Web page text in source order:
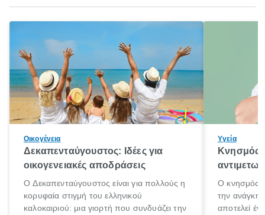
Οικογένεια
Δεκαπενταύγουστος: Ιδέες για
οικογενειακές αποδράσεις
Ο Δεκαπενταύγουστος είναι για πολλούς η
κορυφαία στιγμή του ελληνικού
καλοκαιριού: μια γιορτή που συνδυάζει την
Υγεία
Κνησμός:
Ο κνησμός
την ανάγκη
αποτελεί